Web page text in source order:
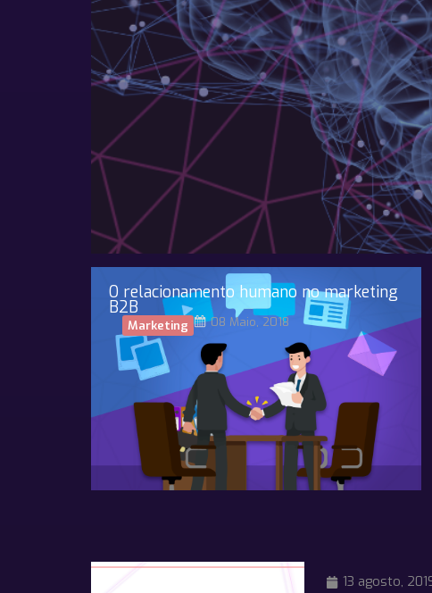
O relacionamento humano no marketing
B2B
Marketing 08 Maio, 2018
13 agosto,